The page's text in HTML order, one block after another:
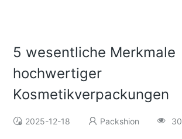
5 wesentliche Merkmale
hochwertiger
Kosmetikverpackungen
2025-12-18 Packshion 30